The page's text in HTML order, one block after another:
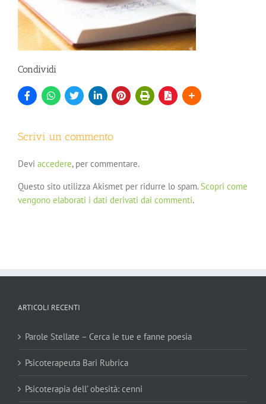
Condividi
Scrivi un commento
Devi accedere, per commentare.
Questo sito utilizza Akismet per ridurre lo spam. Scopri come
vengono elaborati i dati derivati dai commenti.
ARTICOLI RECENTI
Parole Stellate – Cerca le tue e fanne poesia
Psicoterapeuta Bari Rubrica
Psicoterapia dell’ obesità: cenni